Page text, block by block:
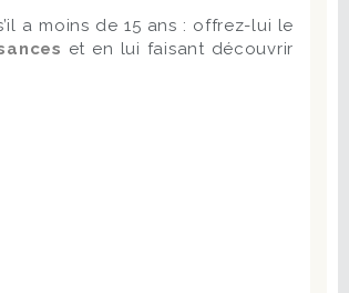
a moins de 15 ans : offrez-lui le
et en lui faisant découvrir